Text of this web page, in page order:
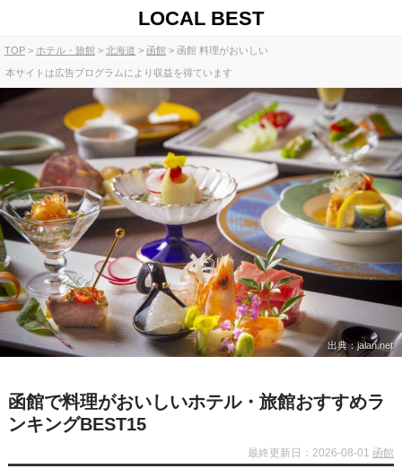
LOCAL BEST
TOP ホテル・旅館 北海道 函館 函館 料理がおいしい
本サイトは広告プログラムにより収益を得ています
出典：jalan.net
函館で料理がおいしいホテル・旅館おすすめラ
ンキングBEST15
最終更新日：2026-08-01 函館